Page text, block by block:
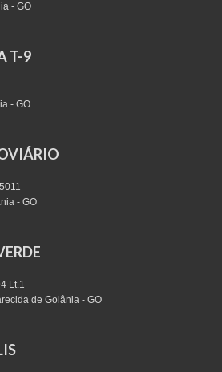
- GO
T-9
- GO
- GO
Lt.1
de Goiânia - GO